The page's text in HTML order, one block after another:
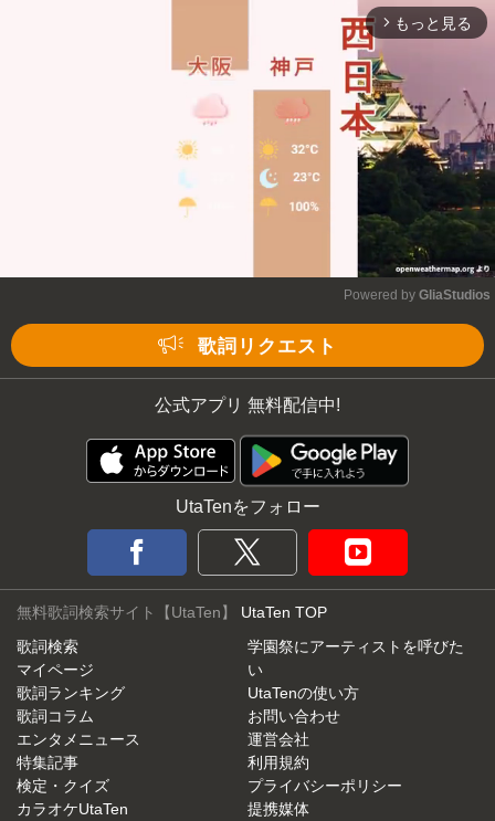
arrow_forward_ios もっと見る
Powered by GliaStudios
歌詞リクエスト
公式アプリ 無料配信中!
UtaTenをフォロー
無料歌詞検索サイト【UtaTen】 UtaTen TOP
歌詞検索
マイページ
歌詞ランキング
歌詞コラム
エンタメニュース
特集記事
検定・クイズ
カラオケUtaTen
学園祭にアーティストを呼びた
い
UtaTenの使い方
お問い合わせ
運営会社
利用規約
プライバシーポリシー
提携媒体